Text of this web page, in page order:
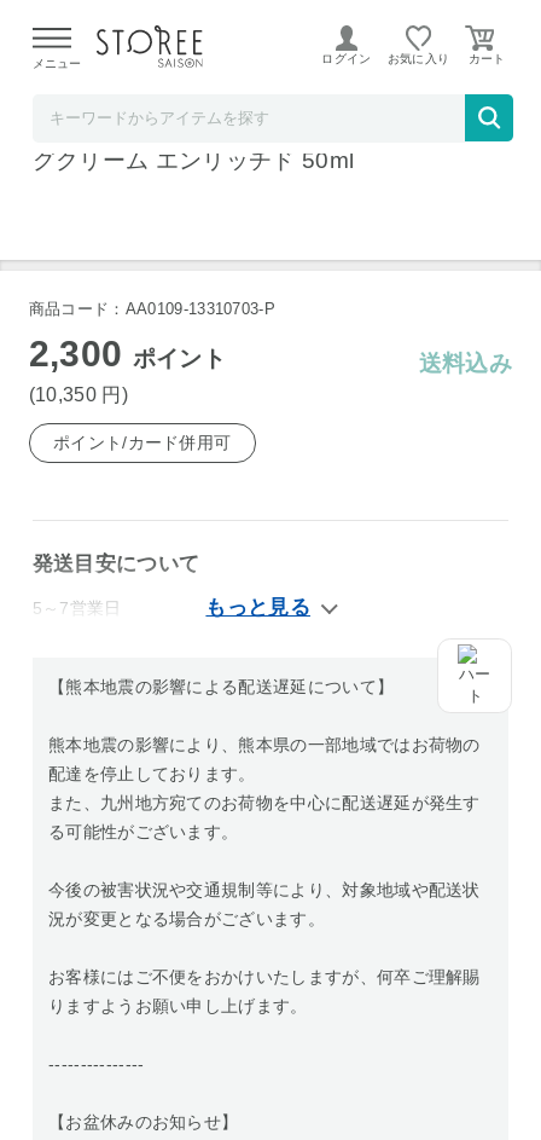
よる配送遅延が発生しております。
メニュー ログイン お気に入り
資生堂 ベネフィアンス リンクル スムージン
グクリーム エンリッチド 50ml
商品コード：AA0109-13310703-P
2,300 ポイント
(10,350 円 )
送料込み
ポイント/カード併用可
発送目安について
5～7営業日
【熊本地震の影響による配送遅延について】
熊本地震の影響により、熊本県の一部地域ではお荷物の
配達を停止しております。
また、九州地方宛てのお荷物を中心に配送遅延が発生す
る可能性がございます。
今後の被害状況や交通規制等により、対象地域や配送状
況が変更となる場合がございます。
お客様にはご不便をおかけいたしますが、何卒ご理解賜
りますようお願い申し上げます。
---------------
【お盆休みのお知らせ】